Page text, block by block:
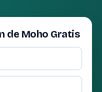
de Moho Gratis